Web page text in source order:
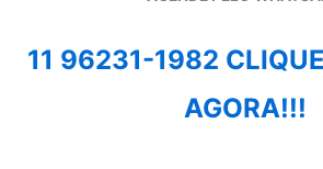
11 96231-1982
AGORA!!!